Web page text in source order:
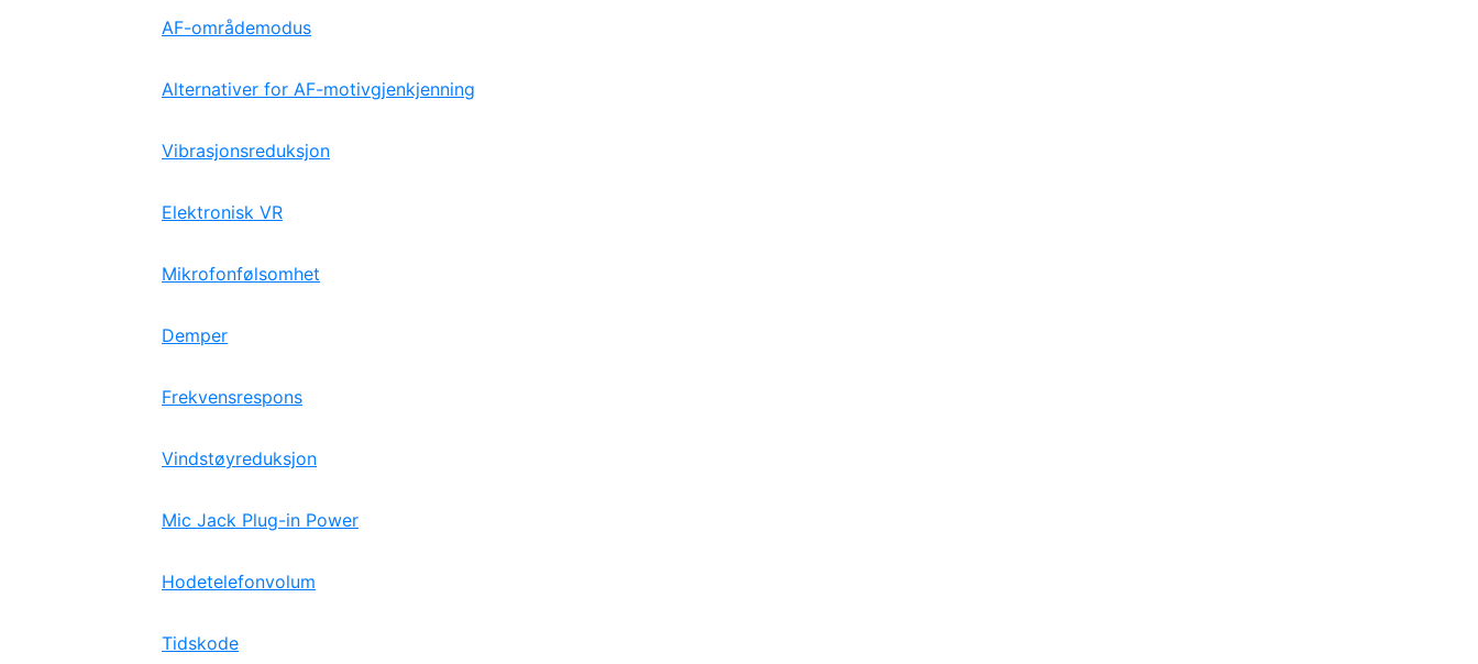
AF-områdemodus
Alternativer for AF-motivgjenkjenning
Vibrasjonsreduksjon
Elektronisk VR
Mikrofonfølsomhet
Demper
Frekvensrespons
Vindstøyreduksjon
Mic Jack Plug-in Power
Hodetelefonvolum
Tidskode